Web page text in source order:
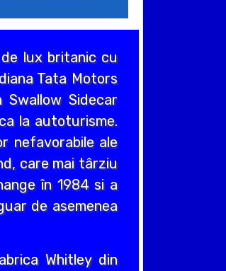
lux britanic cu
Tata Motors
Sidecar
la autoturisme.
nefavorabile ale
care mai târziu
în 1984 si a
de asemenea
Whitley din